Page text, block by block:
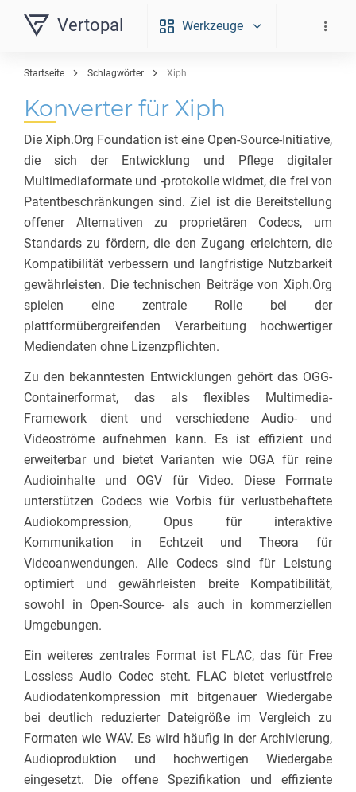
Vertopal Werkzeuge
Startseite Schlagwörter Xiph
Konverter für Xiph
Die Xiph.Org Foundation ist eine Open-Source-Initiative,
die sich der Entwicklung und Pflege digitaler
Multimediaformate und -protokolle widmet, die frei von
Patentbeschränkungen sind. Ziel ist die Bereitstellung
offener Alternativen zu proprietären Codecs, um
Standards zu fördern, die den Zugang erleichtern, die
Kompatibilität verbessern und langfristige Nutzbarkeit
gewährleisten. Die technischen Beiträge von Xiph.Org
spielen eine zentrale Rolle bei der
plattformübergreifenden Verarbeitung hochwertiger
Mediendaten ohne Lizenzpflichten.
Zu den bekanntesten Entwicklungen gehört das OGG-
Containerformat, das als flexibles Multimedia-
Framework dient und verschiedene Audio- und
Videoströme aufnehmen kann. Es ist effizient und
erweiterbar und bietet Varianten wie OGA für reine
Audioinhalte und OGV für Video. Diese Formate
unterstützen Codecs wie Vorbis für verlustbehaftete
Audiokompression, Opus für interaktive
Kommunikation in Echtzeit und Theora für
Videoanwendungen. Alle Codecs sind für Leistung
optimiert und gewährleisten breite Kompatibilität,
sowohl in Open-Source- als auch in kommerziellen
Umgebungen.
Ein weiteres zentrales Format ist FLAC, das für Free
Lossless Audio Codec steht. FLAC bietet verlustfreie
Audiodatenkompression mit bitgenauer Wiedergabe
bei deutlich reduzierter Dateigröße im Vergleich zu
Formaten wie WAV. Es wird häufig in der Archivierung,
Audioproduktion und hochwertigen Wiedergabe
eingesetzt. Die offene Spezifikation und effiziente